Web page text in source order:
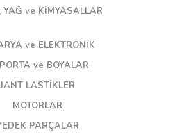
YAĞ ve KİMYASALLAR
ve ELEKTRONİK
ve BOYALAR
JANT LASTİKLER
MOTORLAR
PARÇALAR